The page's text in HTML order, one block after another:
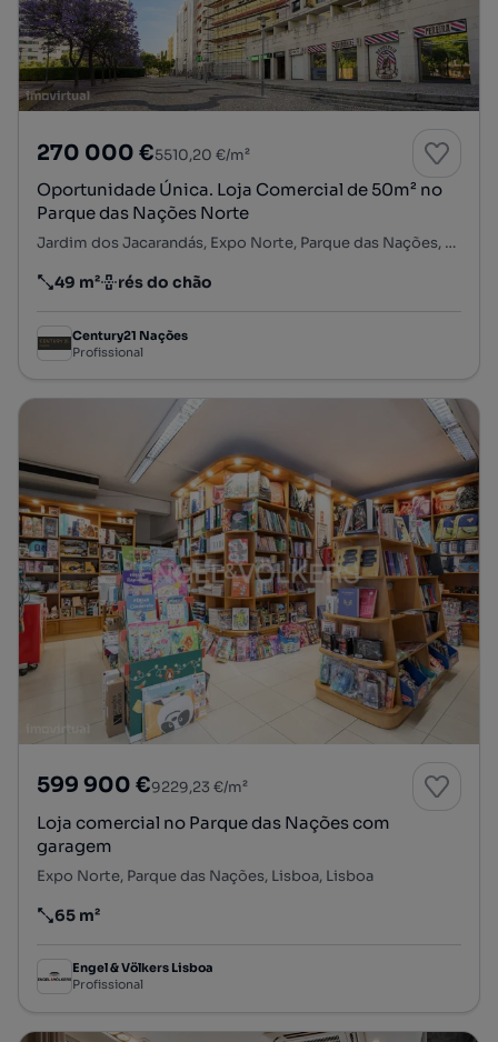
270 000 €5510,20 €/m²
Oportunidade Única. Loja Comercial de 50m² no
Parque das Nações Norte
Jardim dos Jacarandás, Expo Norte, Parque das Nações, Lisboa, Lisboa
Preço por metro quadrado
49 m²
Andar rés do chão
Century21 Nações
Profissional
599 900 €9229,23 €/m²
Loja comercial no Parque das Nações com
garagem
Expo Norte, Parque das Nações, Lisboa, Lisboa
Preço por metro quadrado
65 m²
Engel & Völkers Lisboa
Profissional